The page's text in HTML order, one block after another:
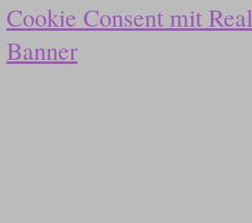
Cookie Consent mit
Banner